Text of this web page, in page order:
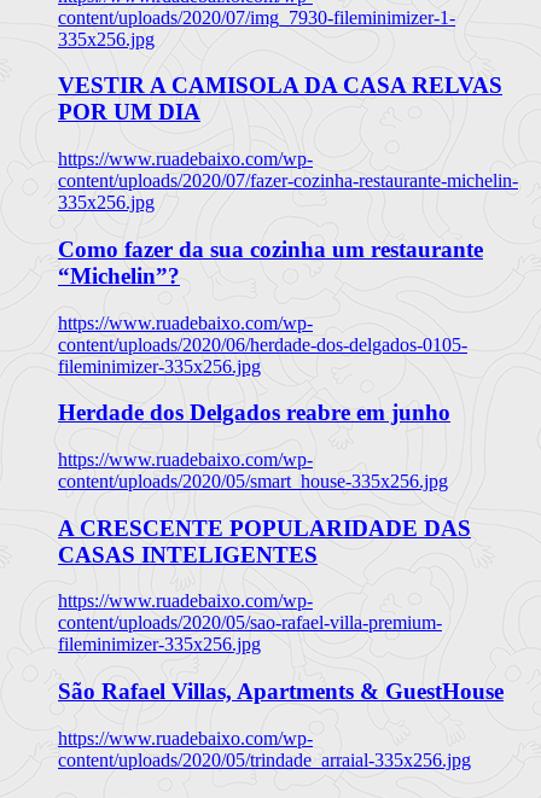
content/uploads/2020/07/img_7930-fileminimizer-1-
335x256.jpg
VESTIR A CAMISOLA DA CASA RELVAS
POR UM DIA
https://www.ruadebaixo.com/wp-
content/uploads/2020/07/fazer-cozinha-restaurante-michelin-
335x256.jpg
Como fazer da sua cozinha um restaurante
“Michelin”?
https://www.ruadebaixo.com/wp-
content/uploads/2020/06/herdade-dos-delgados-0105-
fileminimizer-335x256.jpg
Herdade dos Delgados reabre em junho
https://www.ruadebaixo.com/wp-
content/uploads/2020/05/smart_house-335x256.jpg
A CRESCENTE POPULARIDADE DAS
CASAS INTELIGENTES
https://www.ruadebaixo.com/wp-
content/uploads/2020/05/sao-rafael-villa-premium-
fileminimizer-335x256.jpg
São Rafael Villas, Apartments & GuestHouse
https://www.ruadebaixo.com/wp-
content/uploads/2020/05/trindade_arraial-335x256.jpg